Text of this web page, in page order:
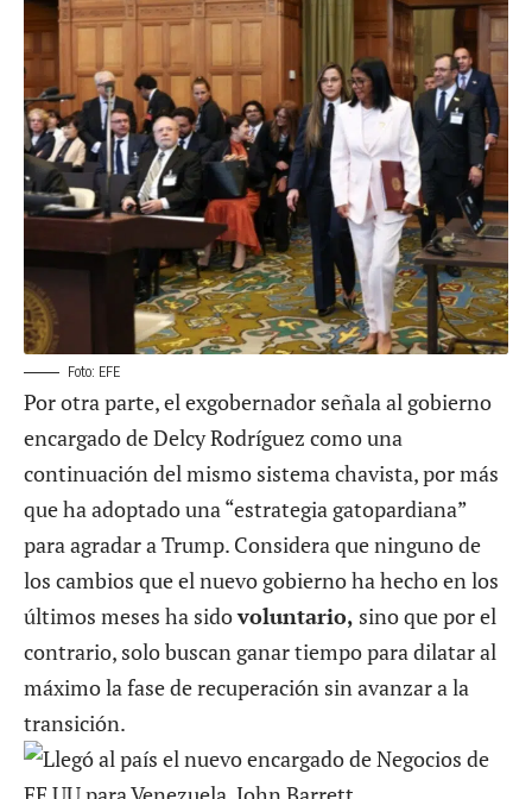
Foto: EFE
Por otra parte, el exgobernador señala al gobierno
encargado de Delcy Rodríguez como una
continuación del mismo sistema chavista, por más
que ha adoptado una “estrategia gatopardiana”
para agradar a Trump. Considera que ninguno de
los cambios que el nuevo gobierno ha hecho en los
últimos meses ha sidovoluntario, sino que por el
contrario, solo buscan ganar tiempo para dilatar al
máximo la fase de recuperación sin avanzar a la
transición.